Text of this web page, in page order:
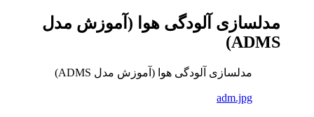
مدلسازی آلودگی هوا (آموزش مدل
ADMS)
مدلسازی آلودگی هوا (آموزش مدل ADMS)
adm.jpg